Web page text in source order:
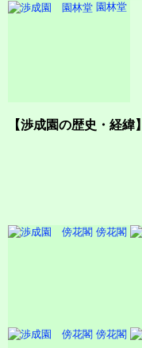
園林堂
【渉成園の歴史・経緯】
傍花閣
傍花閣